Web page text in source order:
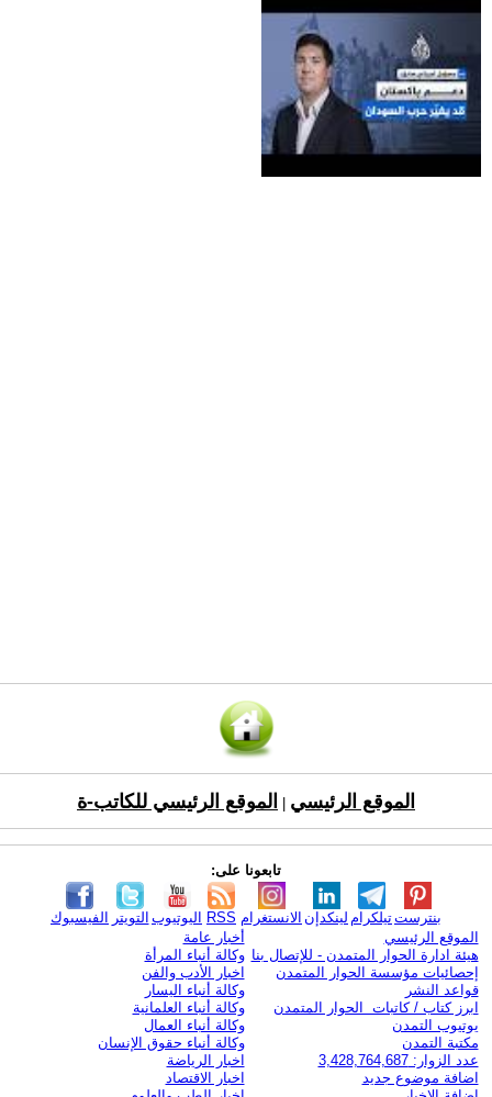
الموقع الرئيسي الموقع الرئيسي للكاتب-ة
تابعونا على:
الفيسبوك التويتر اليوتيوب RSS الانستغرام لينكدإن تيلكرامبنترست
الموقع الرئيسي
هيئة ادارة الحوار المتمدن - للإتصال بنا
إحصائيات مؤسسة الحوار المتمدن
قواعد النشر
ابرز كتاب / كاتبات الحوار المتمدن
يوتيوب التمدن
مكتبة التمدن
عدد الزوار: 3,428,764,687
اضافة موضوع جديد
أخبار عامة
وكالة أنباء المرأة
اخبار الأدب والفن
وكالة أنباء اليسار
وكالة أنباء العلمانية
وكالة أنباء العمال
وكالة أنباء حقوق الإنسان
اخبار الرياضة
اخبار الاقتصاد